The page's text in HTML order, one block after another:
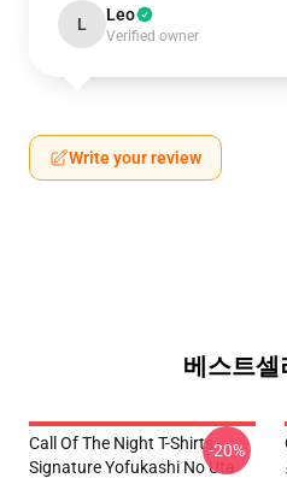
L Leo
Verified owner
Write your review
베스트셀
Call Of The Night T-Shirts -
Signature Yofukashi No Uta
-20%